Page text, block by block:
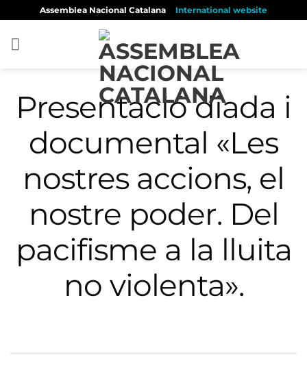
content
Assemblea Nacional Catalana International website
Presentació diada i
documental «Les
nostres accions, el
nostre poder. Del
pacifisme a la lluita
no violenta».